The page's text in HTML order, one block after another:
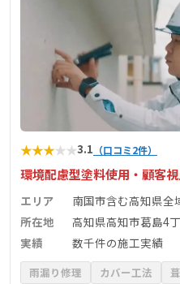
★★★★★3.1 （口コミ2件）
環境配慮型塗料使用・顧客
エリア
南国市含む高知県全
所在地
高知県高知市葛島4
実績
数千件の施工実績
雨漏り修理 カバー工法